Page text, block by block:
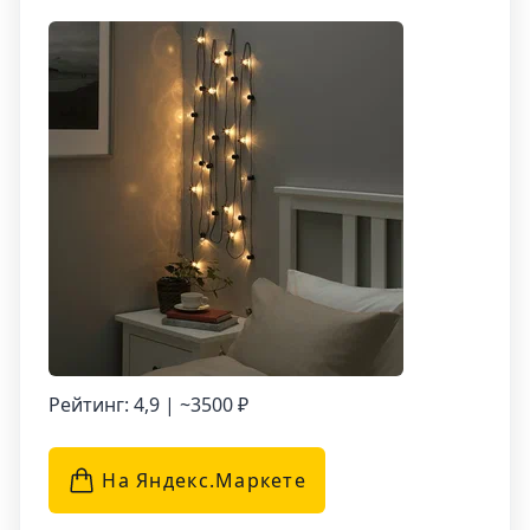
На гирлянде расположено 20 ярких шариков,
которые создают привлекательный и
игривый вид. Светодиодные лампы
обеспечивают яркое и стабильное
освещение, которое придает комнате или
саду особый шарм.
Рейтинг: 4,9 | ~3500 ₽
На Яндекс.Маркетe